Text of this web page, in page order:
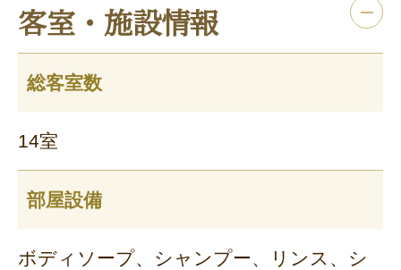
客室・施設情報
総客室数
14室
部屋設備
ボディソープ、シャンプー、リンス、シ